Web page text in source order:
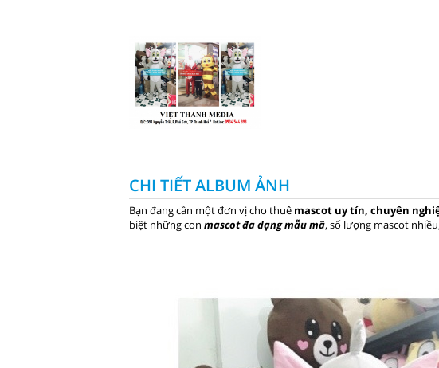
CHI TIẾT ALBUM ẢNH
Bạn đang cần một đơn vị cho thuê mascot uy tín, chuyên
biệt những con mascot đa dạng mẫu mã, số lượng mascot